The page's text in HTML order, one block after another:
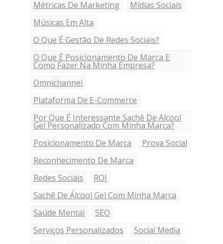
Métricas De Marketing
Mídias Sociais
Músicas Em Alta
O Que É Gestão De Redes Sociais?
O Que É Posicionamento De Marca E
Como Fazer Na Minha Empresa?
Omnichannel
Plataforma De E-Commerce
Por Que É Interessante Sachê De Alcool
Gel Personalizado Com Minha Marca?
Posicionamento De Marca
Prova Social
Reconhecimento De Marca
Redes Sociais
ROI
Sachê De Álcool Gel Com Minha Marca
Saúde Mental
SEO
Serviços Personalizados
Social Media